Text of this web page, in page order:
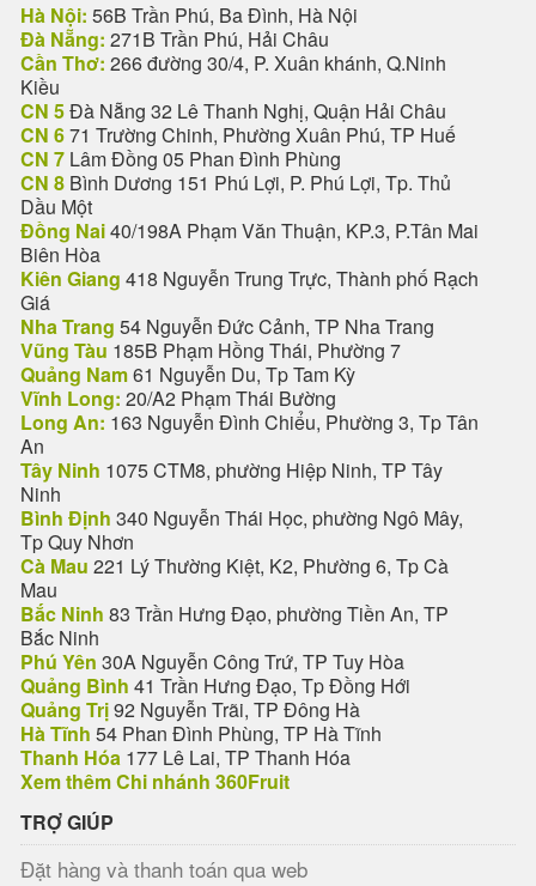
Hà Nội: 56B Trần Phú, Ba Đình, Hà Nội
Đà Nẵng: 271B Trần Phú, Hải Châu
Cần Thơ: 266 đường 30/4, P. Xuân khánh, Q.Ninh
Kiều
CN 5Đà Nẵng 32 Lê Thanh Nghị, Quận Hải Châu
CN 671 Trường Chinh, Phường Xuân Phú, TP Huế
CN 7 Lâm Đồng 05 Phan Đình Phùng
CN 8 Bình Dương 151 Phú Lợi, P. Phú Lợi, Tp. Thủ
Dầu Một
Đồng Nai40/198A Phạm Văn Thuận, KP.3, P.Tân Mai
Biên Hòa
Kiên Giang 418 Nguyễn Trung Trực, Thành phố Rạch
Giá
Nha Trang 54 Nguyễn Đức Cảnh, TP Nha Trang
Vũng Tàu 185B Phạm Hồng Thái, Phường 7
Quảng Nam61 Nguyễn Du, Tp Tam Kỳ
Vĩnh Long: 20/A2 Phạm Thái Bường
Long An: 163 Nguyễn Đình Chiểu, Phường 3, Tp Tân
An
Tây Ninh 1075 CTM8, phường Hiệp Ninh, TP Tây
Ninh
Bình Định 340 Nguyễn Thái Học, phường Ngô Mây,
Tp Quy Nhơn
Cà Mau 221 Lý Thường Kiệt, K2, Phường 6, Tp Cà
Mau
Bắc Ninh 83 Trần Hưng Đạo, phường Tiền An, TP
Bắc Ninh
Phú Yên 30A Nguyễn Công Trứ, TP Tuy Hòa
Quảng Bình 41 Trần Hưng Đạo, Tp Đồng Hới
Quảng Trị92 Nguyễn Trãi, TP Đông Hà
Hà Tĩnh 54 Phan Đình Phùng, TP Hà Tĩnh
Thanh Hóa 177 Lê Lai, TP Thanh Hóa
Xem thêm Chi nhánh 360Fruit
TRỢ GIÚP
Đặt hàng và thanh toán qua web